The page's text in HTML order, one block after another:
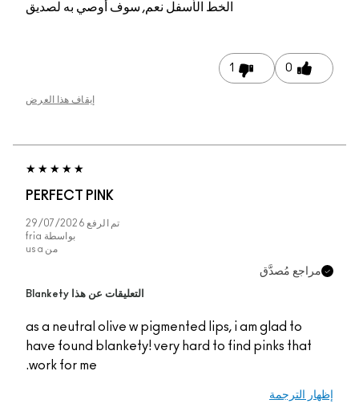
الخط الأسفلنعم, سوف أوصي به لصديق
إيقاف هذا العرض
PERFECT PINK
29/07/2026
fria
مُصدَّق
التعليقات عن هذا Blankety
as a neutral olive w pigmented lips, i am glad to
have found blankety! very hard to find pinks
work for me.
الترجمة